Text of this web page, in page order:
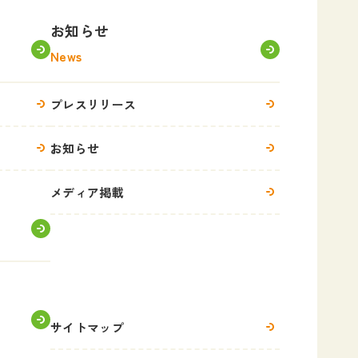
お知らせ
News
プレスリリース
お知らせ
メディア掲載
サイトマップ